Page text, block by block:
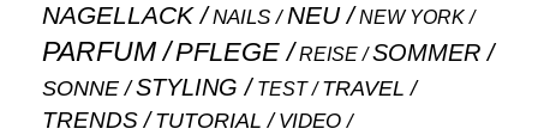
NAGELLACK NAILS NEU NEW YORK
PARFUM PFLEGE REISE SOMMER
SONNE STYLING TEST TRAVEL
TRENDS TUTORIAL VIDEO